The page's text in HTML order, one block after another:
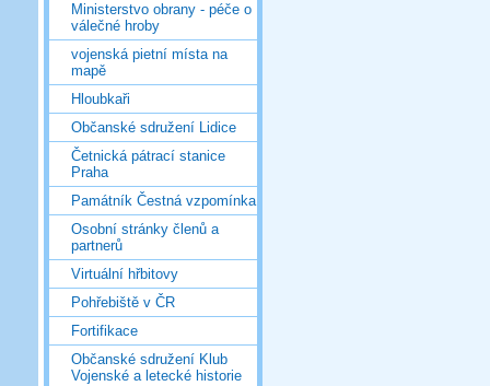
Ministerstvo obrany - péče o
válečné hroby
vojenská pietní místa na
mapě
Hloubkaři
Občanské sdružení Lidice
Četnická pátrací stanice
Praha
Památník Čestná vzpomínka
Osobní stránky členů a
partnerů
Virtuální hřbitovy
Pohřebiště v ČR
Fortifikace
Občanské sdružení Klub
Vojenské a letecké historie